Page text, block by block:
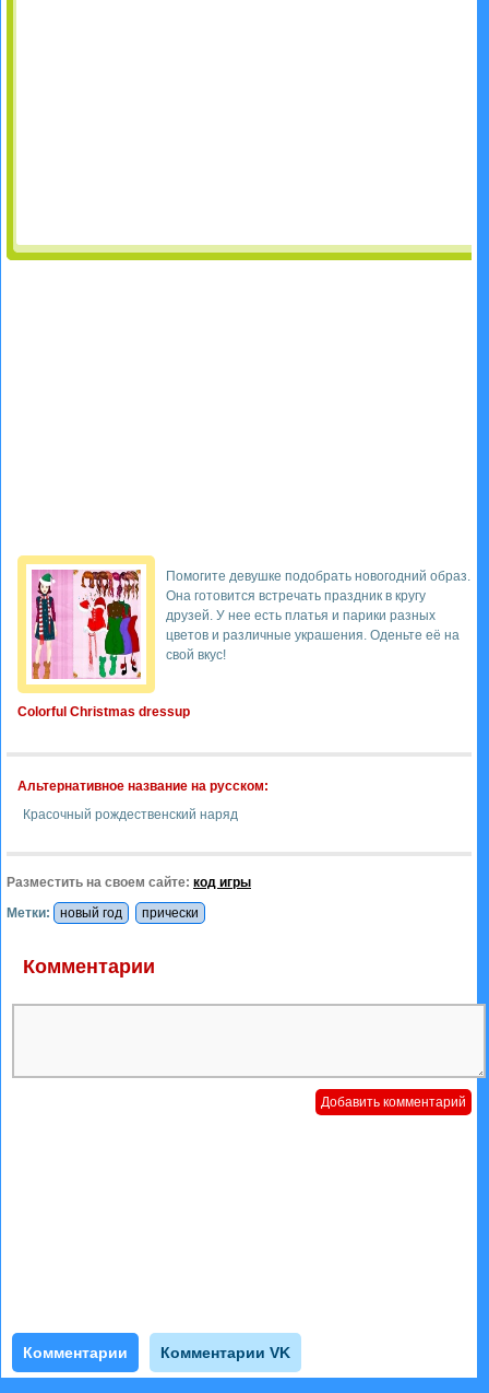
Colorful Christmas dressup
Помогите девушке подобрать новогодний образ.
Она готовится встречать праздник в кругу
друзей. У нее есть платья и парики разных
цветов и различные украшения. Оденьте её на
свой вкус!
Альтернативное название на русском:
Красочный рождественский наряд
Разместить на своем сайте: код игры
Метки:
новый год прически
Комментарии
Комментарии Комментарии VK